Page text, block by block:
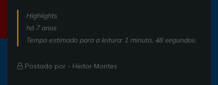
Highlights
há 7 anos
Tempo estimado para a leitura: 1 minuto, 48 segundos.
Postado por - Heitor Montes